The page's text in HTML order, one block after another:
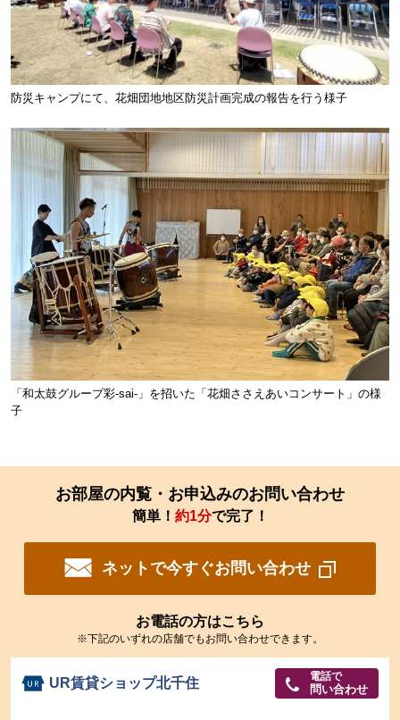
防災キャンプにて、花畑団地地区防災計画完成の報告を行う様子
「和太鼓グループ彩‐sai‐」を招いた「花畑ささえあいコンサート」の様
子
お部屋の内覧・お申込みのお問い合わせ
簡単！ 約1分で完了！
ネットで今すぐお問い合わせ
お電話の方はこちら
※下記のいずれの店舗でもお問い合わせできます。
UR賃貸ショップ北千住 電話で
問い合わせ